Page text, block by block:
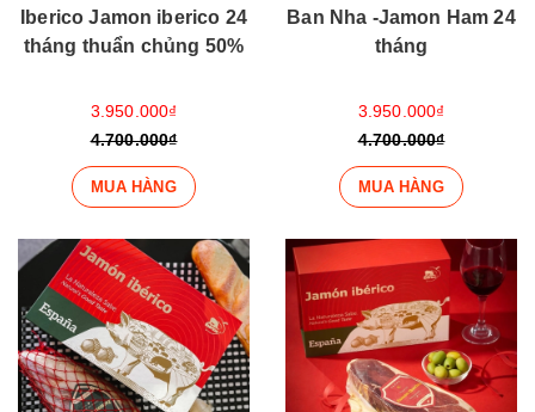
Iberico Jamon iberico 24
tháng thuẩn chủng 50%
3.950.000₫
4.700.000₫
MUA HÀNG
Ban Nha -Jamon Ham 24
tháng
3.950.000₫
4.700.000₫
MUA HÀNG